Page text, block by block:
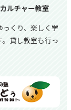
ルチャー教室
っくり、楽しく学
貸し教室も行っ